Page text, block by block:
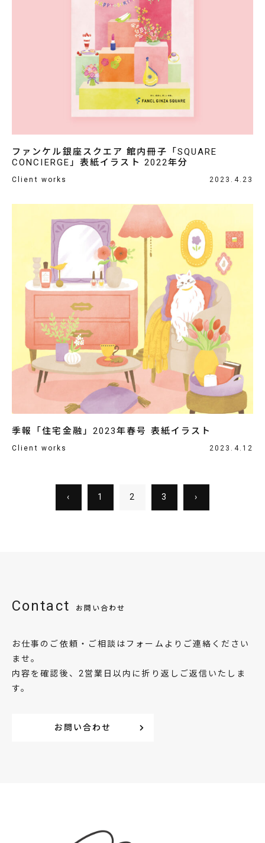
ファンケル銀座スクエア 館内冊子「SQUARE
CONCIERGE」表紙イラスト 2022年分
Client works 2023.4.23
季報「住宅金融」2023年春号 表紙イラスト
Client works 2023.4.12
‹ 1 2 3 ›
Contact お問い合わせ
お仕事のご依頼・ご相談はフォームよりご連絡ください
ませ。
内容を確認後、2営業日以内に折り返しご返信いたしま
す。
お問い合わせ